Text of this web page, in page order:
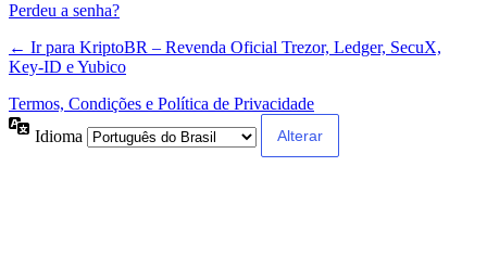
Perdeu a senha?
← Ir para KriptoBR – Revenda Oficial Trezor, Ledger, SecuX,
Key-ID e Yubico
Termos, Condições e Política de Privacidade
Idioma